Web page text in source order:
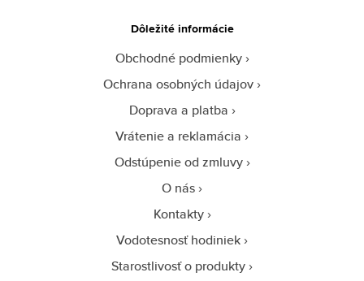
Dôležité informácie
Obchodné podmienky
Ochrana osobných údajov
Doprava a platba
Vrátenie a reklamácia
Odstúpenie od zmluvy
O nás
Kontakty
Vodotesnosť hodiniek
Starostlivosť o produkty